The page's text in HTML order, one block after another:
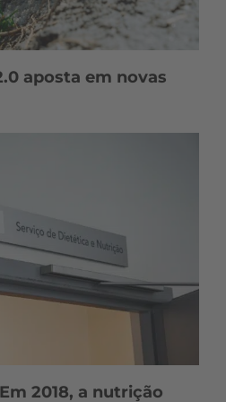
aposta em novas
2018, a nutrição